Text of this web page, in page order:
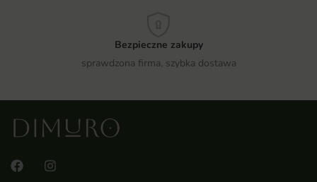
Bezpieczne zakupy
sprawdzona firma, szybka dostawa